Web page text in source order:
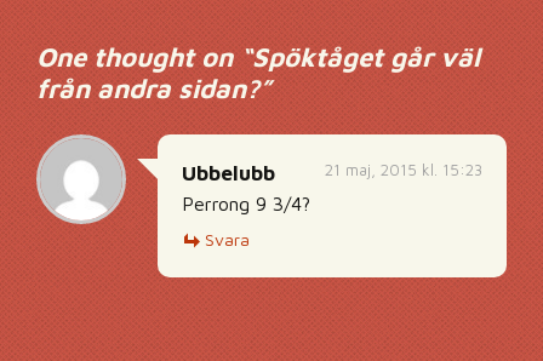
One thought on “Spöktåget går väl
från andra sidan?”
21 maj, 2015 kl. 15:23
Ubbelubb
Perrong 9 3/4?
Svara